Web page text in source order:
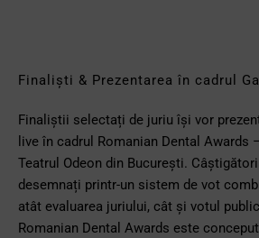
Finaliști & Prezentarea în cadrul
Finaliștii selectați de juriu își vor
live în cadrul Romanian Dental Awards
Teatrul Odeon din București.
desemnați printr-un sistem de vot
atât evaluarea juriului, cât și votul
Romanian Dental Awards este